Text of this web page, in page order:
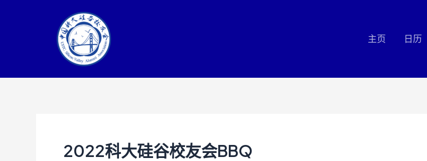
主页 日历
2022科大硅谷校友会BBQ